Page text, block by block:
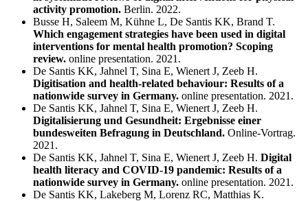
activity promotion. Berlin. 2022.
Busse H, Saleem M, Kühne L, De Santis KK, Brand T.
Which engagement strategies have been used in digital
interventions for mental health promotion? Scoping
review. online presentation. 2021.
De Santis KK, Jahnel T, Sina E, Wienert J, Zeeb H.
Digitisation and health-related behaviour: Results of a
nationwide survey in Germany. online presentation. 2021.
De Santis KK, Jahnel T, Sina E, Wienert J, Zeeb H.
Digitalisierung und Gesundheit: Ergebnisse einer
bundesweiten Befragung in Deutschland. Online-Vortrag.
2021.
De Santis KK, Jahnel T, Sina E, Wienert J, Zeeb H. Digital
health literacy and COVID-19 pandemic: Results of a
nationwide survey in Germany. online presentation. 2021.
De Santis KK, Lakeberg M, Lorenz RC, Matthias K.